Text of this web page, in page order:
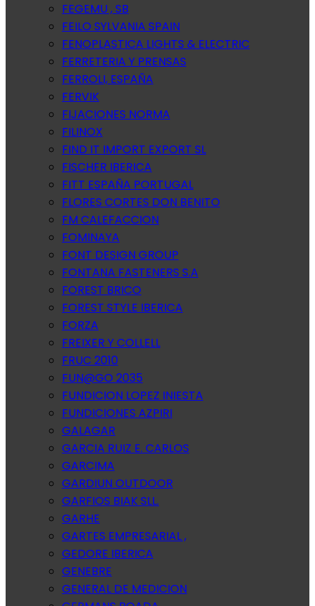
FEGEMU , SB
FEILO SYLVANIA SPAIN
FENOPLASTICA LIGHTS & ELECTRIC
FERRETERIA Y PRENSAS
FERROLI, ESPAÑA
FERVIK
FIJACIONES NORMA
FILINOX
FIND IT IMPORT EXPORT SL
FISCHER IBERICA
FITT ESPAÑA PORTUGAL
FLORES CORTES DON BENITO
FM CALEFACCION
FOMINAYA
FONT DESIGN GROUP
FONTANA FASTENERS S.A
FOREST BRICO
FOREST STYLE IBERICA
FORZA
FREIXER Y COLLELL
FRUC 2010
FUN@GO 2035
FUNDICION LOPEZ INIESTA
FUNDICIONES AZPIRI
GALAGAR
GARCIA RUIZ E. CARLOS
GARCIMA
GARDIUN OUTDOOR
GARFIOS BIAK SLL.
GARHE
GARTES EMPRESARIAL ,
GEDORE IBERICA
GENEBRE
GENERAL DE MEDICION